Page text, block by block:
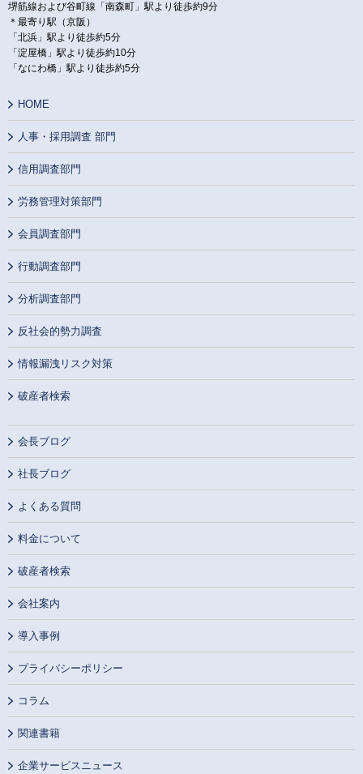
堺筋線および谷町線「南森町」駅より徒歩約9分
＊最寄り駅（京阪）
「北浜」駅より徒歩約5分
「淀屋橋」駅より徒歩約10分
「なにわ橋」駅より徒歩約5分
HOME
人事・採用調査 部門
信用調査部門
労務管理対策部門
会員調査部門
行動調査部門
分析調査部門
反社会的勢力調査
情報漏洩リスク対策
破産者検索
会長ブログ
社長ブログ
よくある質問
料金について
破産者検索
会社案内
導入事例
プライバシーポリシー
コラム
関連書籍
企業サービスニュース